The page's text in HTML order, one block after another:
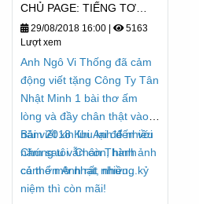
CHỦ PAGE: TIẾNG TƠ
LÒNG CẢM NHẬN - TỪ
2018
29/08/2018 16:00 |
5163
Lượt xem
Anh Ngô Vi Thống đã cảm
động viết tặng Công Ty Tân
Nhật Minh 1 bài thơ ấm
lòng và đầy chân thật vào
năm 2018 Khi Anh đến với
Chúng tôi. Chân Thành
cảm ơn Anh rất nhiều...
Bài viết xin lưu lại để nhiều
năm sau vẫn còn, hình ảnh
có thể mờ nhạt, nhưng kỷ
niệm thì còn mãi!